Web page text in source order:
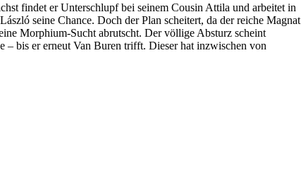
findet er Unterschlupf bei seinem Cousin Attila und arbeitet in
seine Chance. Doch der Plan scheitert, da der reiche Magnat
Morphium-Sucht abrutscht. Der völlige Absturz scheint
– bis er erneut Van Buren trifft. Dieser hat inzwischen von